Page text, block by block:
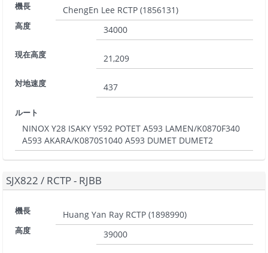
機長 ChengEn Lee RCTP(1856131)
高度 34000
現在高度 21,209
対地速度 437
ルート
NINOX Y28 ISAKY Y592 POTET A593 LAMEN/K0870F340
A593 AKARA/K0870S1040 A593 DUMET DUMET2
SJX822 / RCTP - RJBB
機長 Huang Yan Ray RCTP(1898990)
高度 39000